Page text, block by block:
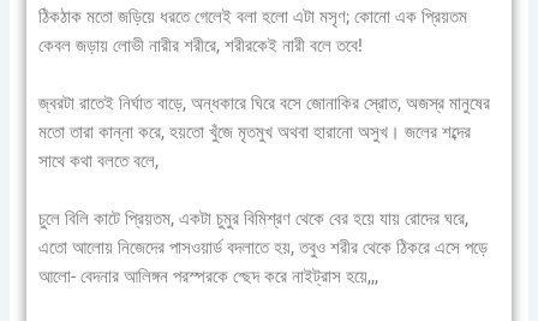
ঠিকঠাক মতো জড়িয়ে ধরতে গেলেই বলা হলো এটা মসৃণ; কোনো এক প্রিয়তম
কেবল জড়ায় লোভী নারীর শরীরে, শরীরকেই নারী বলে তবে!
জ্বরটা রাতেই নির্ঘাত বাড়ে, অন্ধকারে ঘিরে বসে জোনাকির স্রোত, অজস্র মানুষের
মতো তারা কান্না করে, হয়তো খুঁজে মৃতমুখ অথবা হারানো অসুখ। জলের শব্দের
সাথে কথা বলতে বলে,
চুলে বিলি কাটে প্রিয়তম, একটা চুমুর বিমিশ্রণ থেকে বের হয়ে যায় রোদের ঘরে,
এতো আলোয় নিজেদের পাসওয়ার্ড বদলাতে হয়, তবুও শরীর থেকে ঠিকরে এসে পড়ে
আলো- বেদনার আলিঙ্গন পরস্পরকে শ্ছেদ করে নাইট্রাস হয়ে,,,